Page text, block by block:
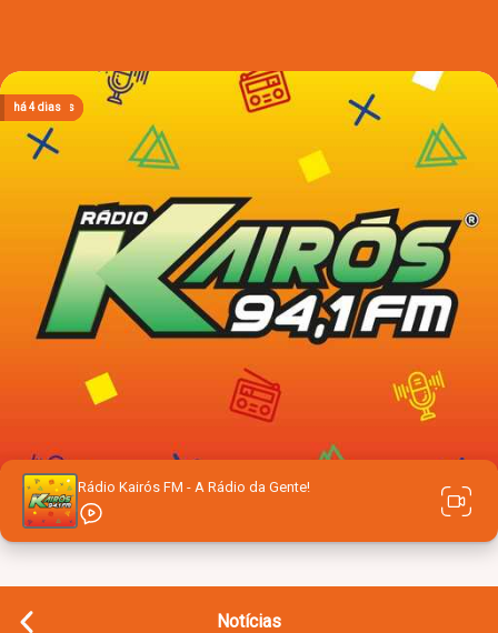
Rádio Kairós FM - A Rádio da Gente!
Notícias
há 12 horas
há 12 horas
há 12 horas
há 4 dias
há 4 dias